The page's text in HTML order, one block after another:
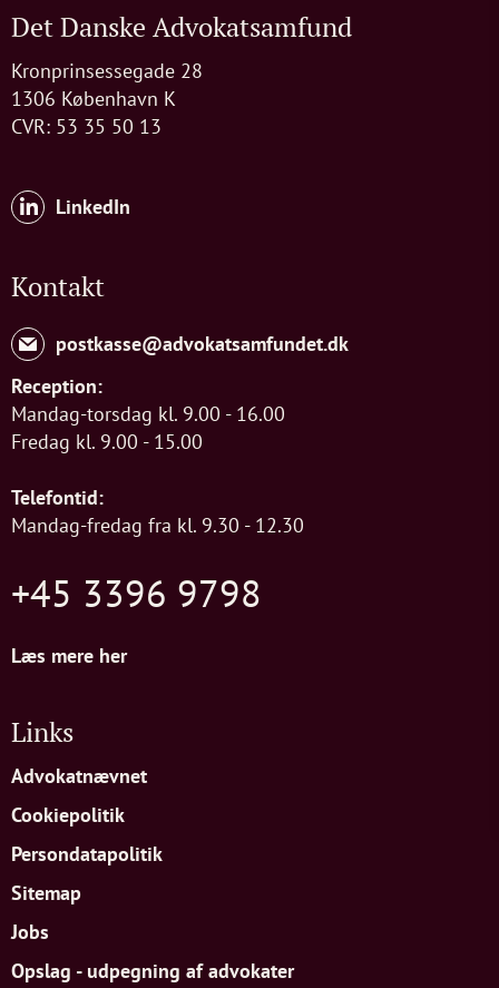
Det Danske Advokatsamfund
Kronprinsessegade 28
1306 København K
CVR: 53 35 50 13
LinkedIn
Kontakt
postkasse@advokatsamfundet.dk
Reception:
Mandag-torsdag kl. 9.00 - 16.00
Fredag kl. 9.00 - 15.00
Telefontid:
Mandag-fredag fra kl. 9.30 - 12.30
+45 3396 9798
Læs mere her
Links
Advokatnævnet
Cookiepolitik
Persondatapolitik
Sitemap
Jobs
Opslag - udpegning af advokater